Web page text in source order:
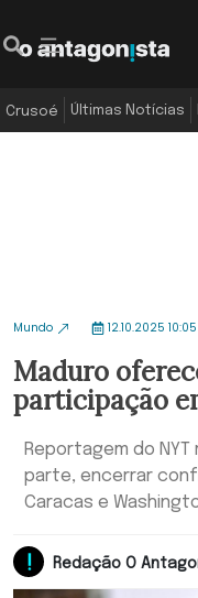
Crusoé Últimas Notícias
Mundo 12.10.2025 10:05
Maduro
participação
Reportagem do
parte, encerrar
Caracas e
Redação O